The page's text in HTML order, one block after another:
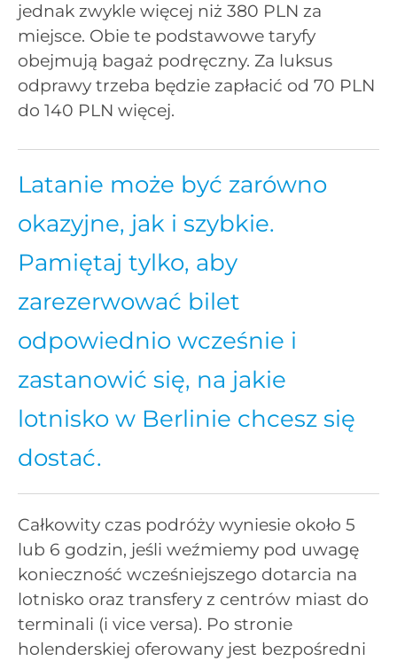
jednak zwykle więcej niż 380 PLN za
miejsce. Obie te podstawowe taryfy
obejmują bagaż podręczny. Za luksus
odprawy trzeba będzie zapłacić od 70 PLN
do 140 PLN więcej.
Latanie może być zarówno
okazyjne, jak i szybkie.
Pamiętaj tylko, aby
zarezerwować bilet
odpowiednio wcześnie i
zastanowić się, na jakie
lotnisko w Berlinie chcesz się
dostać.
Całkowity czas podróży wyniesie około 5
lub 6 godzin, jeśli weźmiemy pod uwagę
konieczność wcześniejszego dotarcia na
lotnisko oraz transfery z centrów miast do
terminali (i vice versa). Po stronie
holenderskiej oferowany jest bezpośredni